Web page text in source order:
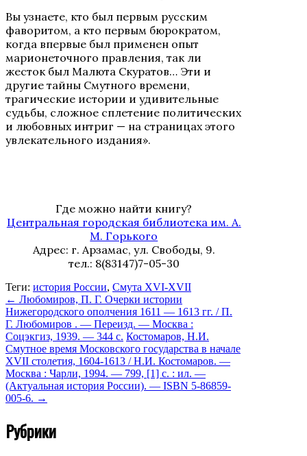
Вы узнаете, кто был первым русским
фаворитом, а кто первым бюрократом,
когда впервые был применен опыт
марионеточного правления, так ли
жесток был Малюта Скуратов… Эти и
другие тайны Смутного времени,
трагические истории и удивительные
судьбы, сложное сплетение политических
и любовных интриг — на страницах этого
увлекательного издания».
Где можно найти книгу?
Центральная городская библиотека им. А.
М. Горького
Адрес: г. Арзамас, ул. Свободы, 9.
тел.: 8(83147)7-05-30
Теги: история России, Смута XVI-XVII
← Любомиров, П. Г. Очерки истории
Нижегородского ополчения 1611 — 1613 гг. / П.
Г. Любомиров . — Переизд. — Москва :
Соцэкгиз, 1939. — 344 с. Костомаров, Н.И.
Смутное время Московского государства в начале
XVII столетия, 1604-1613 / Н.И. Костомаров. —
Москва : Чарли, 1994. — 799, [1] с. : ил. —
(Актуальная история России). — ISBN 5-86859-
005-6. →
Рубрики